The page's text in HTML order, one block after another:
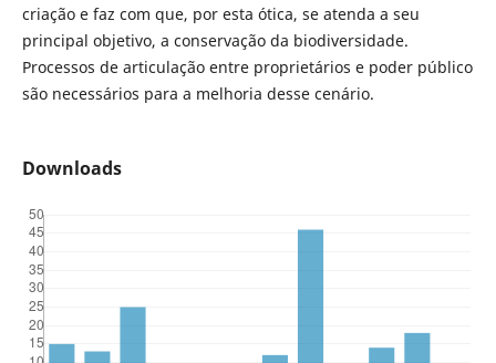
criação e faz com que, por esta ótica, se atenda a seu
principal objetivo, a conservação da biodiversidade.
Processos de articulação entre proprietários e poder público
são necessários para a melhoria desse cenário.
Downloads